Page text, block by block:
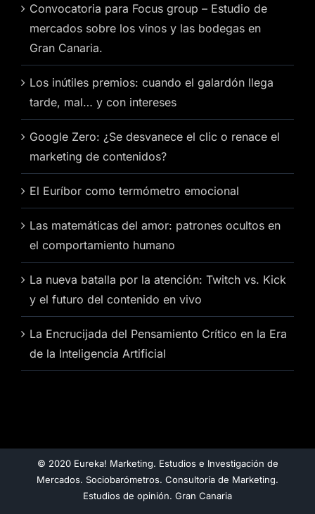
Convocatoria para Focus group – Estudio de
mercados sobre los vinos y las bodegas en
Gran Canaria.
Los inútiles premios: cuando el galardón llega
tarde, mal… y con intereses
Google Zero: ¿Se desvanece el clic o renace el
marketing de contenidos?
El Euríbor como termómetro emocional
Las matemáticas del amor: patrones ocultos en
el comportamiento humano
La nueva batalla por la atención: Twitch vs. Kick
y el futuro del contenido en vivo
La Encrucijada del Pensamiento Crítico en la Era
de la Inteligencia Artificial
© 2020 Eureka! Marketing. Estudios e Investigación de
Mercados. Sociobarómetros. Consultoría de Marketing.
Estudios de opinión. Gran Canaria